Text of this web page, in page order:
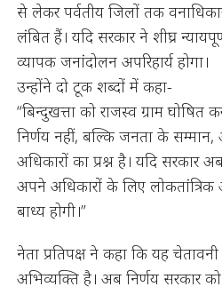
से लेकर पर्वतीय जिलों तक
लंबित हैं। यदि सरकार ने शीघ्र
व्यापक जनांदोलन अपरिहार्य होगा।
उन्होंने दो टूक शब्दों में कहा-
“बिन्दुखत्ता को राजस्व ग्राम
निर्णय नहीं, बल्कि जनता के
अधिकारों का प्रश्न है। यदि सरकार
अपने अधिकारों के लिए लोकतांत्रिक
बाध्य होगी।”
नेता प्रतिपक्ष ने कहा कि यह
अभिव्यक्ति है। अब निर्णय सरकार